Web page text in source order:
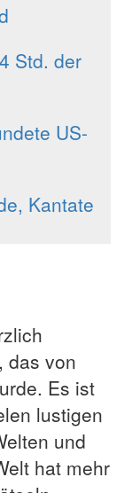
Std. der
US-
Kantate
das von
Es ist
lustigen
und
hat mehr